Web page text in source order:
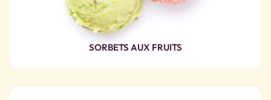
SORBETS AUX FRUITS